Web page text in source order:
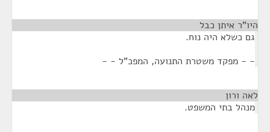
היו"ר איתן כבל
גם כשלא היה נוח.
- - מפקד משטרת התנועה, המפכ"ל - -
לאה ורון
מנהל בתי המשפט.